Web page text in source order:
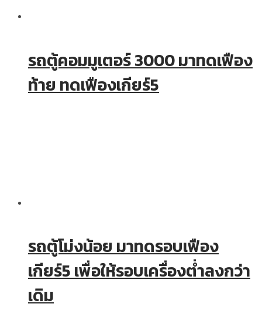
รถตู้คอมมูเตอร์ 3000 มาทดเฟือง
ท้าย ทดเฟืองเกียร์5
รถตู้โม่งน้อย มาทดรอบเฟือง
เกียร์5 เพื่อให้รอบเครื่องต่ำลงกว่า
เดิม